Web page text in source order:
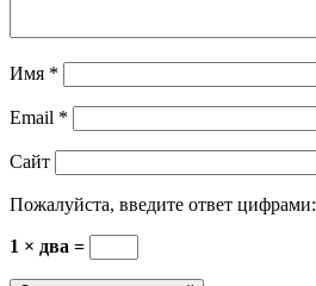
Имя *
Email *
Сайт
Пожалуйста, введите ответ цифрами:
1 × два =